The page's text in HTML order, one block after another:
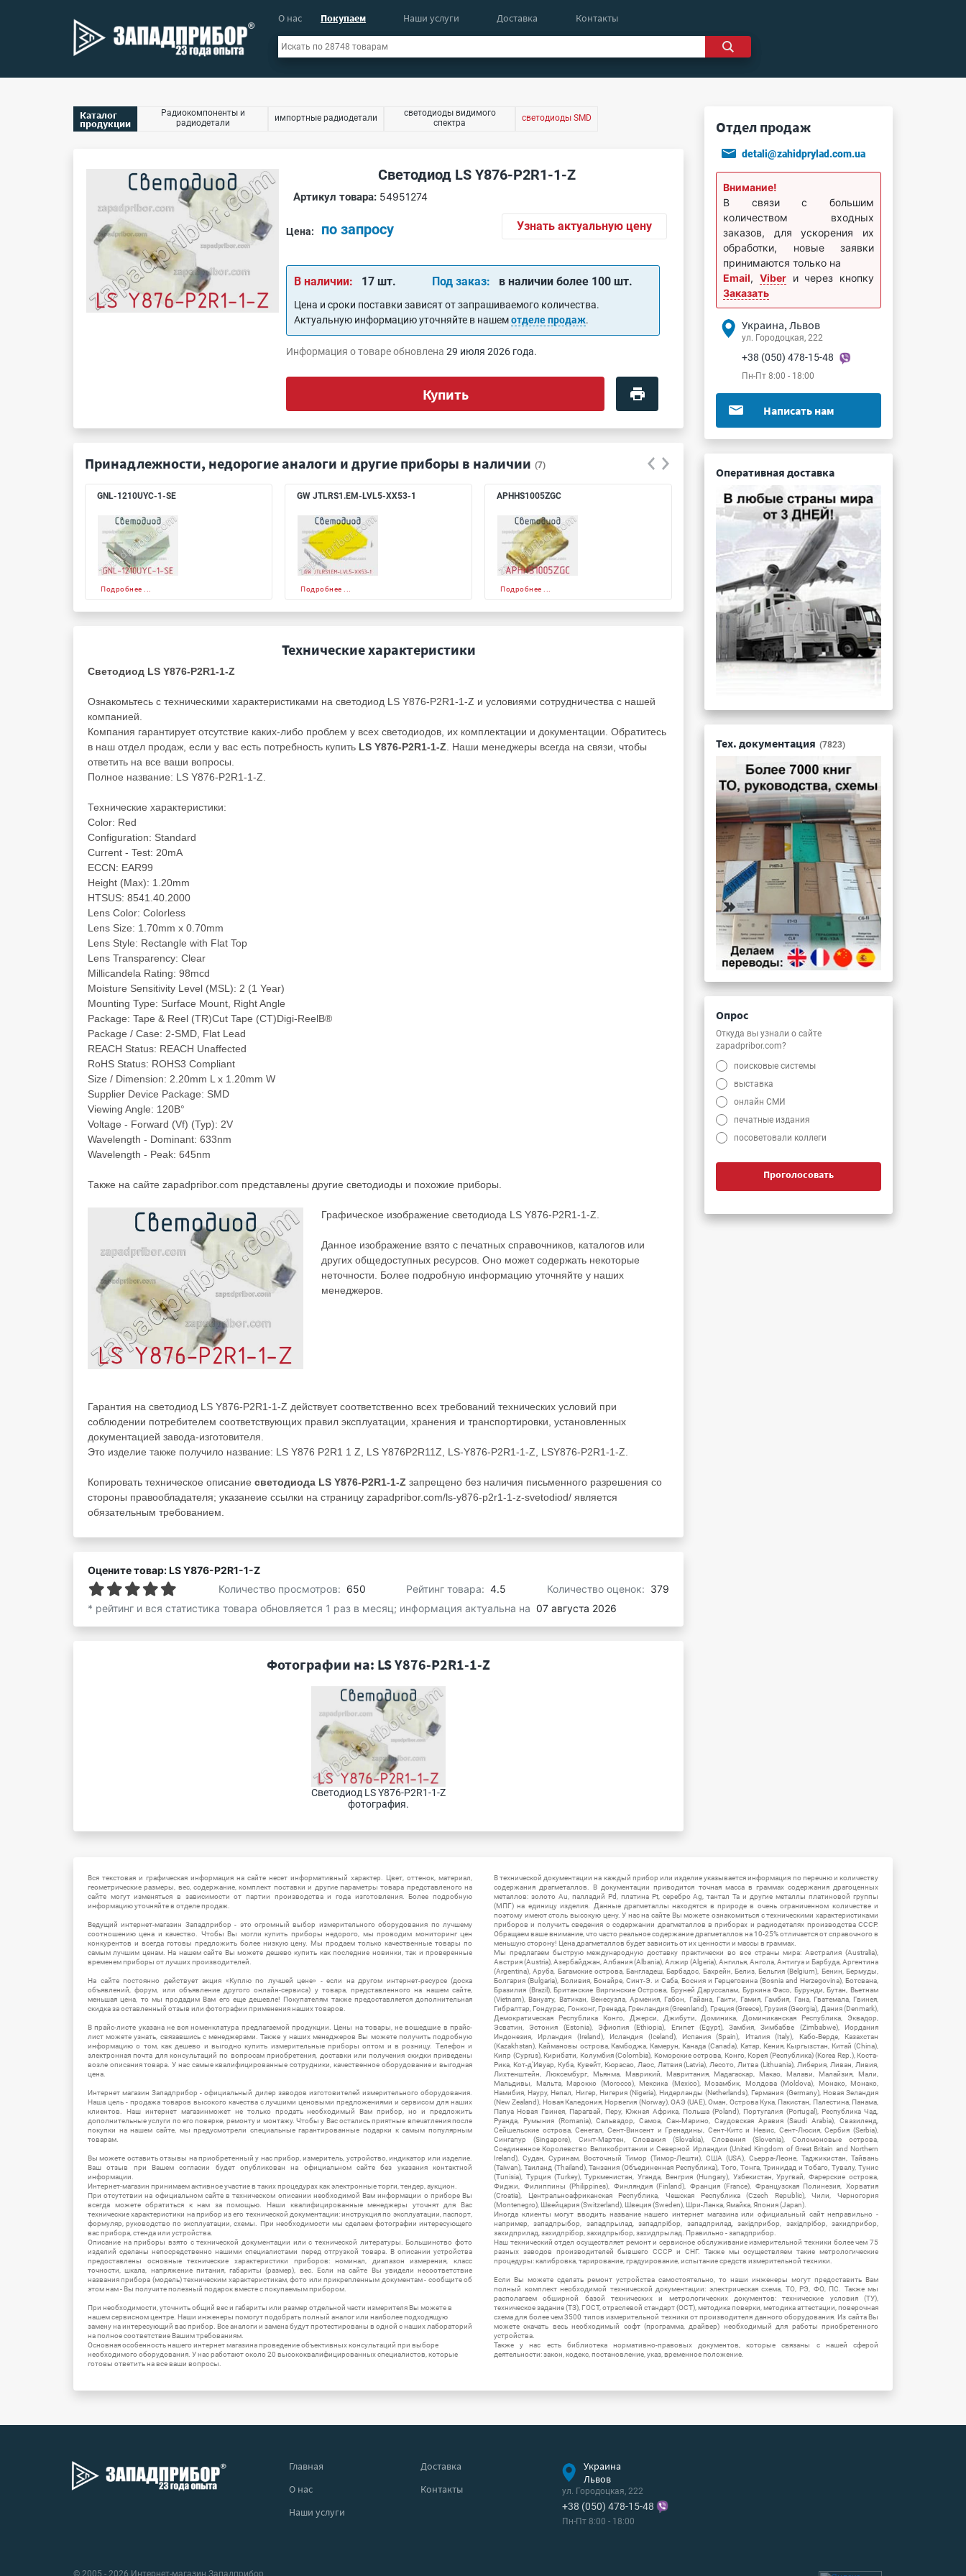
О нас Покупаем Наши услуги Доставка Контакты
Каталог
продукции
Радиокомпоненты и
радиодетали
импортные радиодетали
светодиоды видимого
спектра
светодиоды SMD
Светодиод LS Y876-P2R1-1-Z
Артикул товара: 54951274
Цена: по запросу Узнать актуальную цену
В наличии: 17 шт. Под заказ: в наличии более 100 шт.
Цена и сроки поставки зависят от запрашиваемого количества.
Актуальную информацию уточняйте в нашемотделе продаж.
Информация о товаре обновлена29 июля 2026 года.
Купить
Принадлежности, недорогие аналоги и другие приборы в наличии (7)
GNL-1210UYC-1-SE
Подробнее ...
GW JTLRS1.EM-LVL5-XX53-1
Подробнее ...
APHHS1005ZGC
Подробнее ...
OSY5MAS3C1A-CRLED18
Подробнее ...
Технические характеристики
Светодиод LS Y876-P2R1-1-Z
Ознакомьтесь с техническими характеристиками на светодиод LS Y876-P2R1-1-Z и условиями сотрудничества с нашей
компанией.
Компания гарантирует отсутствие каких-либо проблем у всех светодиодов, их комплектации и документации. Обратитесь
в наш отдел продаж, если у вас есть потребность купить LS Y876-P2R1-1-Z . Наши менеджеры всегда на связи, чтобы
ответить на все ваши вопросы.
Полное название: LS Y876-P2R1-1-Z.
Технические характеристики:
Color: Red
Configuration: Standard
Current - Test: 20mA
ECCN: EAR99
Height (Max): 1.20mm
HTSUS: 8541.40.2000
Lens Color: Colorless
Lens Size: 1.70mm x 0.70mm
Lens Style: Rectangle with Flat Top
Lens Transparency: Clear
Millicandela Rating: 98mcd
Moisture Sensitivity Level (MSL): 2 (1 Year)
Mounting Type: Surface Mount, Right Angle
Package: Tape & Reel (TR)Cut Tape (CT)Digi-ReelВ®
Package / Case: 2-SMD, Flat Lead
REACH Status: REACH Unaffected
RoHS Status: ROHS3 Compliant
Size / Dimension: 2.20mm L x 1.20mm W
Supplier Device Package: SMD
Viewing Angle: 120В°
Voltage - Forward (Vf) (Typ): 2V
Wavelength - Dominant: 633nm
Wavelength - Peak: 645nm
Также на сайте zapadpribor.com представлены другие светодиоды и похожие приборы.
Графическое изображение светодиода LS Y876-P2R1-1-Z.
Данное изображение взято с печатных справочников, каталогов или
других общедоступных ресурсов. Оно может содержать некоторые
неточности. Более подробную информацию уточняйте у наших
менеджеров.
Гарантия на светодиод LS Y876-P2R1-1-Z действует соответственно всех требований технических условий при
соблюдении потребителем соответствующих правил эксплуатации, хранения и транспортировки, установленных
документацией завода-изготовителя.
Это изделие также получило название: LS Y876 P2R1 1 Z, LS Y876P2R11Z, LS-Y876-P2R1-1-Z, LSY876-P2R1-1-Z.
Копировать техническое описание светодиода LS Y876-P2R1-1-Z запрещено без наличия письменного разрешения со
стороны правообладателя; указанеие ссылки на страницу zapadpribor.com/ls-y876-p2r1-1-z-svetodiod/ является
обязательным требованием.
Оцените товар: LS Y876-P2R1-1-Z
Количество просмотров: 650 Рейтинг товара: 4.5 Количество оценок: 379
* рейтинг и вся статистика товара обновляется 1 раз в месяц; информация актуальна на 07 августа 2026
Фотографии на: LS Y876-P2R1-1-Z
Светодиод LS Y876-P2R1-1-Z
фотография.
Отдел продаж
detali@zahidprylad.com.ua
Внимание!
В связи с большим
количеством входных
заказов, для ускорения их
обработки, новые заявки
принимаются только на
Email, Viberи через кнопку
Заказать
Украина, Львов
ул. Городоцкая, 222
+38 (050) 478-15-48
Пн-Пт 8:00 - 18:00
Написать нам
Оперативная доставка
Тех. документация (7823)
Опрос
Откуда вы узнали о сайте
zapadpribor.com?
поисковые системы
выставка
онлайн СМИ
печатные издания
посоветовали коллеги
Проголосовать
Вся текстовая и графическая информация на сайте несет информативный характер. Цвет, оттенок, материал,
геометрические размеры, вес, содержание, комплект поставки и другие параметры товара представленого на
сайте могут изменяться в зависимости от партии производства и года изготовления. Более подробную
информацию уточняйте в отделе продаж.
Ведущий интернет-магазин Западприбор - это огромный выбор измерительного оборудования по лучшему
соотношению цена и качество. Чтобы Вы могли купить приборы недорого, мы проводим мониторинг цен
конкурентов и всегда готовы предложить более низкую цену. Мы продаем только качественные товары по
самым лучшим ценам. На нашем сайте Вы можете дешево купить как последние новинки, так и проверенные
временем приборы от лучших производителей.
На сайте постоянно действует акция «Куплю по лучшей цене» - если на другом интернет-ресурсе (доска
объявлений, форум, или объявление другого онлайн-сервиса) у товара, представленного на нашем сайте,
меньшая цена, то мы продадим Вам его еще дешевле! Покупателям также предоставляется дополнительная
скидка за оставленный отзыв или фотографии применения наших товаров.
В прайс-листе указана не вся номенклатура предлагаемой продукции. Цены на товары, не вошедшие в прайс-
лист можете узнать, связавшись с менеджерами. Также у наших менеджеров Вы можете получить подробную
информацию о том, как дешево и выгодно купить измерительные приборы оптом и в розницу. Телефон и
электронная почта для консультаций по вопросам приобретения, доставки или получения скидки приведены
возле описания товара. У нас самые квалифицированные сотрудники, качественное оборудование и выгодная
цена.
Интернет магазин Западприбор - официальный дилер заводов изготовителей измерительного оборудования.
Наша цель - продажа товаров высокого качества с лучшими ценовыми предложениями и сервисом для наших
клиентов. Наш интернет магазинможет не только продать необходимый Вам прибор, но и предложить
дополнительные услуги по его поверке, ремонту и монтажу. Чтобы у Вас остались приятные впечатления после
покупки на нашем сайте, мы предусмотрели специальные гарантированные подарки к самым популярным
товарам.
Вы можете оставить отзывы на приобретенный у нас прибор, измеритель, устройство, индикатор или изделие.
Ваш отзыв при Вашем согласии будет опубликован на официальном сайте без указания контактной
информации.
Интернет-магазин принимаем активное участие в таких процедурах как электронные торги, тендер, аукцион.
При отсутствии на официальном сайте в техническом описании необходимой Вам информации о приборе Вы
всегда можете обратиться к нам за помощью. Наши квалифицированные менеджеры уточнят для Вас
технические характеристики на прибор из его технической документации: инструкция по эксплуатации, паспорт,
формуляр, руководство по эксплуатации, схемы. При необходимости мы сделаем фотографии интересующего
вас прибора, стенда или устройства.
Описание на приборы взято с технической документации или с технической литературы. Большинство фото
изделий сделаны непосредственно нашими специалистами перед отгрузкой товара. В описании устройства
предоставлены основные технические характеристики приборов: номинал, диапазон измерения, класс
точности, шкала, напряжение питания, габариты (размер), вес. Если на сайте Вы увидели несоответствие
названия прибора (модель) техническим характеристикам, фото или прикрепленным документам - сообщите об
этом нам - Вы получите полезный подарок вместе с покупаемым прибором.
При необходимости, уточнить общий вес и габариты или размер отдельной части измерителя Вы можете в
нашем сервисном центре. Наши инженеры помогут подобрать полный аналог или наиболее подходящую
замену на интересующий вас прибор. Все аналоги и замена будут протестированы в одной с наших лабораторий
на полное соответствие Вашим требованиям.
Основная особенность нашего интернет магазина проведение объективных консультаций при выборе
необходимого оборудования. У нас работают около 20 высококвалифицированных специалистов, которые
готовы ответить на все ваши вопросы.
В технической документации на каждый прибор или изделие указывается информация по перечню и количеству
содержания драгметаллов. В документации приводится точная масса в граммах содержания драгоценных
металлов: золото Au, палладий Pd, платина Pt, серебро Ag, тантал Ta и другие металлы платиновой группы
(МПГ) на единицу изделия. Данные драгметаллы находятся в природе в очень ограниченном количестве и
поэтому имеют столь высокую цену. У нас на сайте Вы можете ознакомиться с техническими характеристиками
приборов и получить сведения о содержании драгметаллов в приборах и радиодеталях производства СССР.
Обращаем ваше внимание, что часто реальное содержание драгметаллов на 10-25% отличается от справочного в
меньшую сторону! Цена драгметаллов будет зависить от их ценности и массы в граммах.
Мы предлагаем быструю международную доставку практически во все страны мира: Австралия (Australia),
Австрия (Austria), Азербайджан, Албания (Albania), Алжир (Algeria), Ангилья, Ангола, Антигуа и Барбуда, Аргентина
(Argentina), Аруба, Багамские острова, Бангладеш, Барбадос, Бахрейн, Белиз, Бельгия (Belgium), Бенин, Бермуды,
Болгария (Bulgaria), Боливия, Бонайре, Синт-Э. и Саба, Босния и Герцеговина (Bosnia and Herzegovina), Ботсвана,
Бразилия (Brazil), Британские Виргинские Острова, Бруней Даруссалам, Буркина Фасо, Бурунди, Бутан, Вьетнам
(Vietnam), Вануату, Ватикан, Венесуэла, Армения, Габон, Гайана, Гаити, Гамия, Гамбия, Гана, Гватемала, Гвинея,
Гибралтар, Гондурас, Гонконг, Гренада, Гренландия (Greenland), Греция (Greece), Грузия (Georgia), Дания (Denmark),
Демократическая Республика Конго, Джерси, Джибути, Доминика, Доминиканская Республика, Эквадор,
Эсватин, Эстония (Estonia), Эфиопия (Ethiopia), Египет (Egypt), Замбия, Зимбабве (Zimbabwe), Иордания
Индонезия, Ирландия (Ireland), Исландия (Iceland), Испания (Spain), Италия (Italy), Кабо-Верде, Казахстан
(Kazakhstan), Каймановы острова, Камбоджа, Камерун, Канада (Canada), Катар, Кения, Кыргызстан, Китай (China),
Кипр (Cyprus), Кирибати, Колумбия (Colombia), Коморские острова, Конго, Корея (Республика) (Korea Rep.), Коста-
Рика, Кот-д'Ивуар, Куба, Кувейт, Кюрасао, Лаос, Латвия (Latvia), Лесото, Литва (Lithuania), Либерия, Ливан, Ливия,
Лихтенштейн, Люксембург, Мьянма, Маврикий, Мавритания, Мадагаскар, Макао, Малави, Малайзия, Мали,
Мальдивы, Мальта, Марокко (Morocco), Мексика (Mexico), Мозамбик, Молдова (Moldova), Монако, Монако,
Намибия, Науру, Непал, Нигер, Нигерия (Nigeria), Нидерланды (Netherlands), Германия (Germany), Новая Зеландия
(New Zealand), Новая Каледония, Норвегия (Norway), ОАЭ (UAE), Оман, Острова Кука, Пакистан, Палестина, Панама,
Папуа Новая Гвинея, Парагвай, Перу, Южная Африка, Польша (Poland), Португалия (Portugal), Республика Чад,
Руанда, Румыния (Romania), Сальвадор, Самоа, Сан-Марино, Саудовская Аравия (Saudi Arabia), Свазиленд,
Сейшельские острова, Сенегал, Сент-Винсент и Гренадины, Сент-Китс и Невис, Сент-Люсия, Сербия (Serbia),
Сингапур (Singapore), Синт-Мартен, Словакия (Slovakia), Словения (Slovenia), Соломоновые острова,
Соединенное Королевство Великобритании и Северной Ирландии (United Kingdom of Great Britain and Northern
Ireland), Судан, Суринам, Восточный Тимор (Тимор-Лешти), США (USA), Сьерра-Леоне, Таджикистан, Тайвань
(Taiwan), Таиланд (Thailand), Танзания (Объединенная Республика), Того, Тонга, Тринидад и Тобаго, Тувалу, Тунис
(Tunisia), Турция (Turkey), Туркменистан, Уганда, Венгрия (Hungary), Узбекистан, Уругвай, Фарерские острова,
Фиджи, Филиппины (Philippines), Финляндия (Finland), Франция (France), Французская Полинезия, Хорватия
(Croatia), Центральноафриканская Республика, Чешская Республика (Czech Republic), Чили, Черногория
(Montenegro), Швейцария (Switzerland), Швеция (Sweden), Шри-Ланка, Ямайка, Япония (Japan).
Иногда клиенты могут вводить название нашего интернет магазина или официальный сайт неправильно -
например, западпрыбор, западпрылад, западпрібор, западприлад, західприбор, західпрібор, захидприбор,
захидприлад, захидпрібор, захидпрыбор, захидпрылад. Правильно - западприбор.
Наш технический отдел осуществляет ремонт и сервисное обслуживание измерительной техники более чем 75
разных заводов производителей бывшего СССР и СНГ. Также мы осуществляем такие метрологические
процедуры: калибровка, тарирование, градуирование, испытание средств измерительной техники.
Если Вы можете сделать ремонт устройства самостоятельно, то наши инженеры могут предоставить Вам
полный комплект необходимой технической документации: электрическая схема, ТО, РЭ, ФО, ПС. Также мы
располагаем обширной базой технических и метрологических документов: технические условия (ТУ),
техническое задание (ТЗ), ГОСТ, отраслевой стандарт (ОСТ), методика поверки, методика аттестации, поверочная
схема для более чем 3500 типов измерительной техники от производителя данного оборудования. Из сайта Вы
можете скачать весь необходимый софт (программа, драйвер) необходимый для работы приобретенного
устройства.
Также у нас есть библиотека нормативно-правовых документов, которые связаны с нашей сферой
деятельности: закон, кодекс, постановление, указ, временное положение.
Главная
Доставка
О нас
Контакты
Наши услуги
Украина
Львов
ул. Городоцкая, 222
+38 (050) 478-15-48
Пн-Пт 8:00 - 18:00
© 2005 - 2026 Интернет-магазин Западприбор